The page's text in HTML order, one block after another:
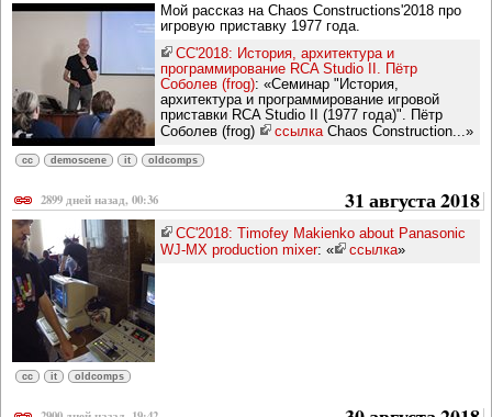
Мой рассказ на Chaos Constructions'2018 про
игровую приставку 1977 года.
CC'2018: История, архитектура и
программирование RCA Studio II. Пётр
Соболев (frog): «Семинар "История,
архитектура и программирование игровой
приставки RCA Studio II (1977 года)". Пётр
Соболев (frog)
ссылкаChaos Construction...»
cc demoscene it oldcomps
2899 дней назад, 00:36 31 августа 2018
CC'2018: Timofey Makienko about Panasonic
WJ-MX production mixer: « ссылка»
cc it oldcomps